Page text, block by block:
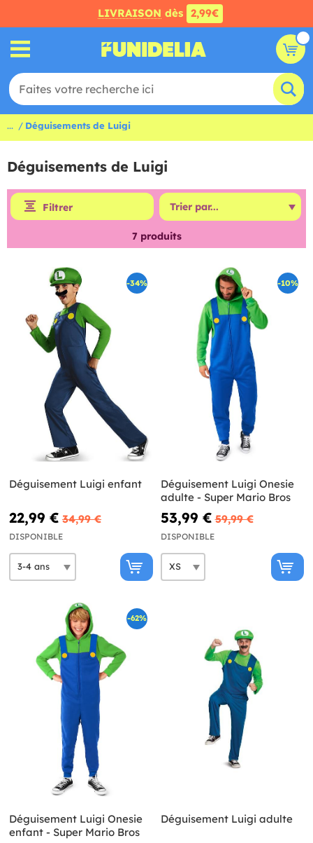
LIVRAISON dès 2,99€
... Déguisements de Luigi
Déguisements de Luigi
Filtrer
7 produits
-34%
Déguisement Luigi enfant
22,99 € 34,99 €
DISPONIBLE
-10%
Déguisement Luigi Onesie
adulte - Super Mario Bros
53,99 € 59,99 €
DISPONIBLE
-62%
Déguisement Luigi Onesie
enfant - Super Mario Bros
Déguisement Luigi adulte